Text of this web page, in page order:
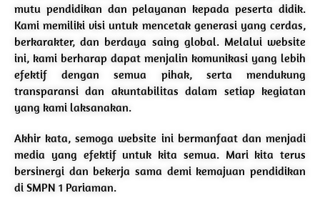
mutu pendidikan dan pelayanan kepada peserta didik.
Kami memiliki visi untuk mencetak generasi yang cerdas,
berkarakter, dan berdaya saing global. Melalui website
ini, kami berharap dapat menjalin komunikasi yang lebih
efektif dengan semua pihak, serta mendukung
transparansi dan akuntabilitas dalam setiap kegiatan
yang kami laksanakan.
Akhir kata, semoga website ini bermanfaat dan menjadi
media yang efektif untuk kita semua. Mari kita terus
bersinergi dan bekerja sama demi kemajuan pendidikan
di SMPN 1 Pariaman.